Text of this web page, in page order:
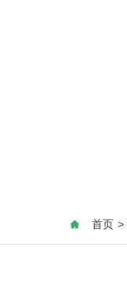
首页 >